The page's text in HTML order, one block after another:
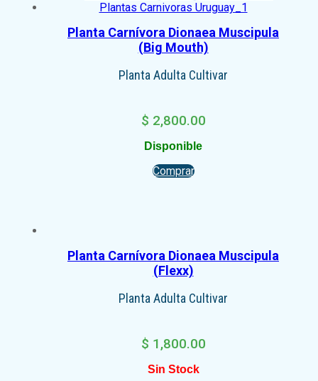
Planta Carnívora Dionaea Muscipula
(Big Mouth)
Planta Adulta Cultivar
$ 2,800.00
Disponible
Comprar
Planta Carnívora Dionaea Muscipula
(Flexx)
Planta Adulta Cultivar
$ 1,800.00
Sin Stock